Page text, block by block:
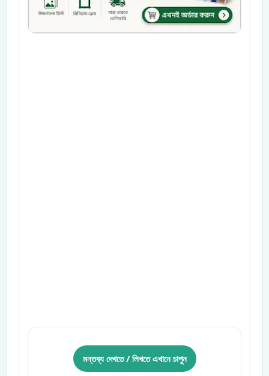
মন্তব্য দেখতে / লিখতে এখানে চাপুন